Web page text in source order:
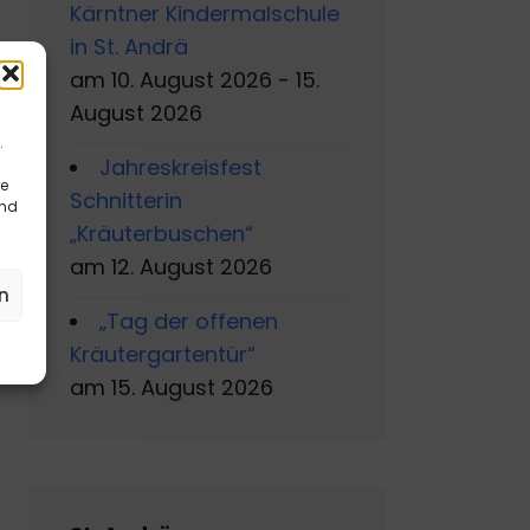
Kärntner Kindermalschule
in St. Andrä
am 10. August 2026 - 15.
August 2026
Jahreskreisfest
Schnitterin
„Kräuterbuschen“
am 12. August 2026
„Tag der offenen
Kräutergartentür“
am 15. August 2026